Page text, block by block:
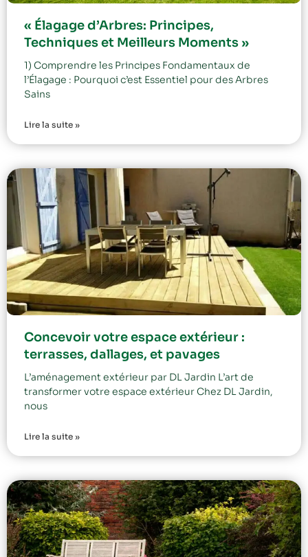
« Élagage d’Arbres: Principes,
Techniques et Meilleurs Moments »
1) Comprendre les Principes Fondamentaux de
l’Élagage : Pourquoi c’est Essentiel pour des Arbres
Sains
Lire la suite »
Concevoir votre espace extérieur :
terrasses, dallages, et pavages
L’aménagement extérieur par DL Jardin L’art de
transformer votre espace extérieur Chez DL Jardin,
nous
Lire la suite »